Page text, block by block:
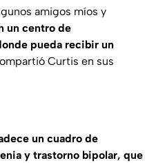
amigos míos y
un centro de
pueda recibir un
Curtis en sus
un cuadro de
y trastorno bipolar, que